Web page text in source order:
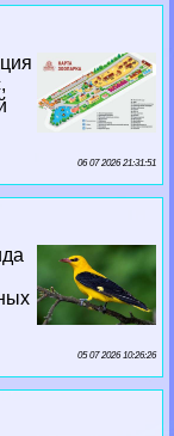
06 07 2026 21:31:51
05 07 2026 10:26:26